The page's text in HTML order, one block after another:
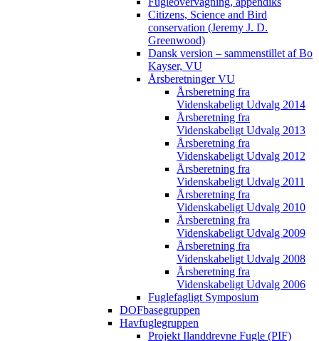
Citizens, Science and Bird
conservation (Jeremy J. D.
Greenwood)
Dansk version – sammenstillet af Bo
Kayser, VU
Årsberetninger VU
Årsberetning fra
Videnskabeligt Udvalg 2014
Årsberetning fra
Videnskabeligt Udvalg 2013
Årsberetning fra
Videnskabeligt Udvalg 2012
Årsberetning fra
Videnskabeligt Udvalg 2011
Årsberetning fra
Videnskabeligt Udvalg 2010
Årsberetning fra
Videnskabeligt Udvalg 2009
Årsberetning fra
Videnskabeligt Udvalg 2008
Årsberetning fra
Videnskabeligt Udvalg 2006
Fuglefagligt Symposium
DOFbasegruppen
Havfuglegruppen
Projekt Ilanddrevne Fugle (PIF)